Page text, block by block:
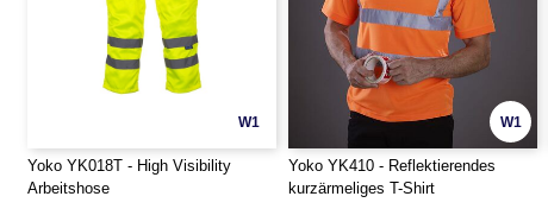
W1
Yoko YK018T - High Visibility
Arbeitshose
W1
Yoko YK410 - Reflektierendes
kurzärmeliges T-Shirt